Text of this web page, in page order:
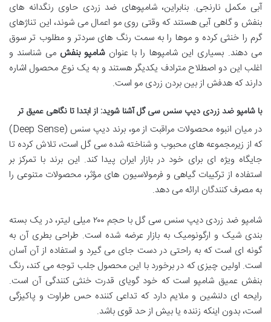
آبی مکمل نارنجی. بنابراین، شامپوهای ضد زردی حاوی رنگدانه های
بنفش و گاهی آبی هستند که وقتی روی مو اعمال می شوند، این تناژهای
گرم را خنثی کرده و موها را به سمت رنگ های سردتر و مطلوب تر سوق
می دهند. بسیاری این شامپوها را با عنوانشامپو بنفش می شناسند و
اغلب این دو اصطلاح مترادف یکدیگر هستند و به یک نوع محصول اشاره
دارند که هدفش از بین بردن زردی مو است.
با شامپو ضد زردی دیپ سنس سی گل آشنا شوید: از ابتدا تا نگاهی عمیق تر
در میان انبوه محصولات مراقبت از مو، برند دیپ سنس (Deep Sense)
که از زیرمجموعه های محبوب و شناخته شده سی گل است، تلاش کرده تا
جایگاه ویژه ای برای خود در بازار ایران پیدا کند. این برند با تمرکز بر
استفاده از ترکیبات گیاهی و فرمولاسیون های مؤثر، محصولات متنوعی را
به مصرف کنندگان ارائه می دهد.
شامپو ضد زردی دیپ سنس سی گل با حجم ۲۰۰ میلی لیتر، در یک بسته
بندی شیک و ارگونومیک به بازار عرضه شده است. طراحی بطری آن به
گونه ای است که به راحتی در دست جای می گیرد و استفاده از آن آسان
است. اولین چیزی که در برخورد با این محصول جلب توجه می کند، رنگ
بنفش عمیق شامپو است که خود گویای قدرت خنثی کنندگی آن است.
رایحه ای دلنشین و ملایم دارد که تداعی کننده حس طراوت و پاکیزگی
است، بدون اینکه زننده یا بیش از حد قوی باشد.